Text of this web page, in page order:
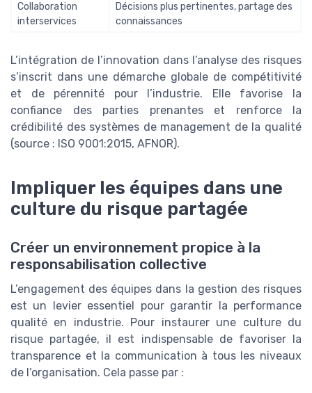
Collaboration
interservices
Décisions plus pertinentes, partage des
connaissances
L’intégration de l’innovation dans l’analyse des risques
s’inscrit dans une démarche globale de compétitivité
et de pérennité pour l’industrie. Elle favorise la
confiance des parties prenantes et renforce la
crédibilité des systèmes de management de la qualité
(source : ISO 9001:2015, AFNOR).
Impliquer les équipes dans une
culture du risque partagée
Créer un environnement propice à la
responsabilisation collective
L’engagement des équipes dans la gestion des risques
est un levier essentiel pour garantir la performance
qualité en industrie. Pour instaurer une culture du
risque partagée, il est indispensable de favoriser la
transparence et la communication à tous les niveaux
de l’organisation. Cela passe par :